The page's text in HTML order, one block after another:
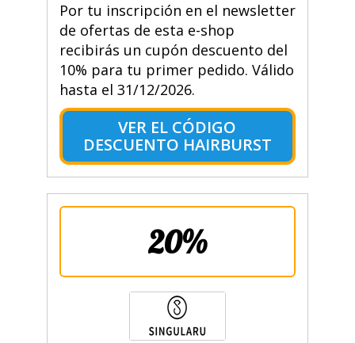
Por tu inscripción en el newsletter
de ofertas de esta e-shop
recibirás un cupón descuento del
10% para tu primer pedido. Válido
hasta el 31/12/2026.
VER EL CÓDIGO
DESCUENTO HAIRBURST
20%